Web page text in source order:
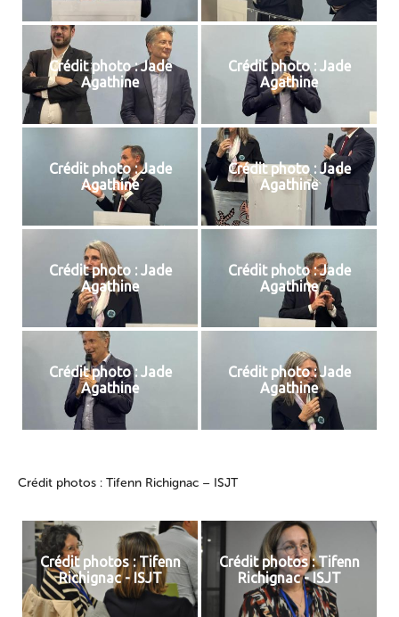
Crédit photo : Jade
Agathine
Crédit photo : Jade
Agathine
Crédit photo : Jade
Agathine
Crédit photo : Jade
Agathine
Crédit photo : Jade
Agathine
Crédit photo : Jade
Agathine
Crédit photo : Jade
Agathine
Crédit photo : Jade
Agathine
Crédit photos : Tifenn Richignac – ISJT
Crédit photos : Tifenn
Richignac - ISJT
Crédit photos : Tifenn
Richignac - ISJT